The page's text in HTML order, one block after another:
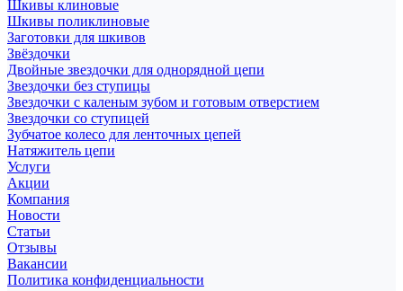
Шкивы клиновые
Шкивы поликлиновые
Заготовки для шкивов
Звёздочки
Двойные звездочки для однорядной цепи
Звездочки без ступицы
Звездочки с каленым зубом и готовым отверстием
Звездочки со ступицей
Зубчатое колесо для ленточных цепей
Натяжитель цепи
Услуги
Акции
Компания
Новости
Статьи
Отзывы
Вакансии
Политика конфиденциальности